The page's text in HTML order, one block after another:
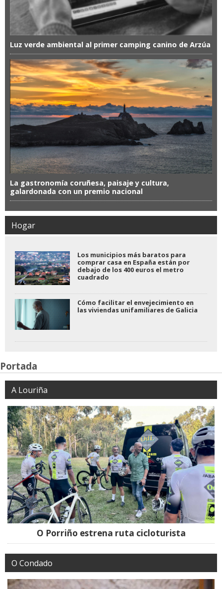
Luz verde ambiental al primer camping canino de Arzúa
La gastronomía coruñesa, paisaje y cultura,
galardonada con un premio nacional
Hogar
Los municipios más baratos para
comprar casa en España están por
debajo de los 400 euros el metro
cuadrado
Cómo facilitar el envejecimiento en
las viviendas unifamiliares de Galicia
Portada
A Louriña
O Porriño estrena ruta cicloturista
O Condado